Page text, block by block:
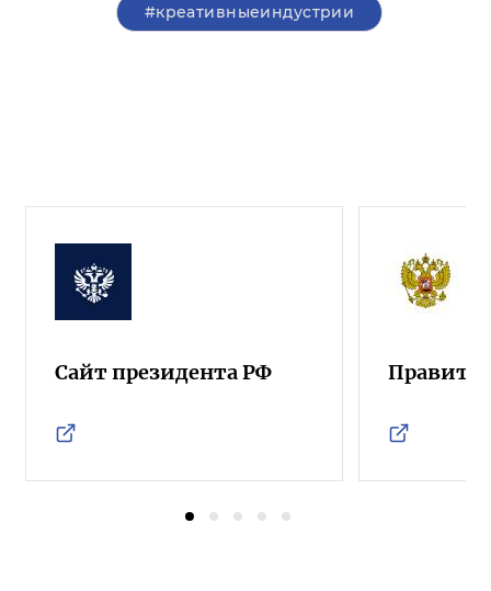
#креативныеиндустрии
Сайт президента РФ